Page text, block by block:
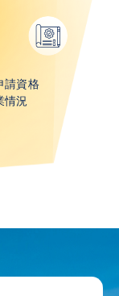
請資格
情況